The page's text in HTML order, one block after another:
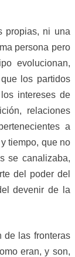
propias, ni una
persona pero
evolucionan,
los partidos
intereses de
relaciones
a
tiempo, que no
se canalizaba,
del poder del
devenir de la
de las fronteras
eran, y son,